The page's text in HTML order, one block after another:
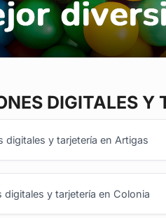
DIGITALES Y
digitales y tarjetería en Artigas
digitales y tarjetería en Colonia